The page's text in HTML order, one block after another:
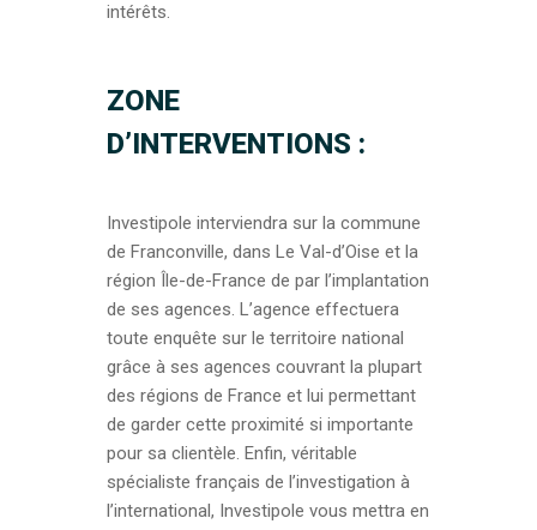
intérêts.
ZONE
D’INTERVENTIONS :
Investipole interviendra sur la commune
de Franconville, dans Le Val-d’Oise et la
région Île-de-France de par l’implantation
de ses agences. L’agence effectuera
toute enquête sur le territoire national
grâce à ses agences couvrant la plupart
des régions de France et lui permettant
de garder cette proximité si importante
pour sa clientèle. Enfin, véritable
spécialiste français de l’investigation à
l’international, Investipole vous mettra en